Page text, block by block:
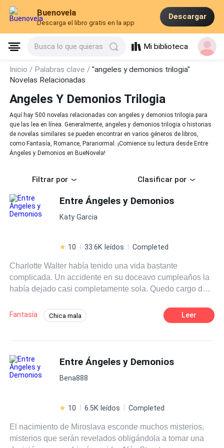
Buenovela
Descarga el libro gratis en la app
Descargar
Busca lo que quieras Mi biblioteca
Inicio / Palabras clave /"angeles y demonios trilogia"
Novelas Relacionadas
Angeles Y Demonios Trilogia
Aquí hay 500 novelas relacionadas con angeles y demonios trilogia para
que las lea en línea. Generalmente, angeles y demonios trilogia o historias
de novelas similares se pueden encontrar en varios géneros de libros,
como Fantasía, Romance, Paranormal. ¡Comience su lectura desde Entre
Ángeles y Demonios en BueNovela!
Filtrar por Clasificar por
Entre Ángeles y Demonios
Katy Garcia
10 33.6K leídos Completed
Charlotte Walter había tenido una vida bastante
complicada. Un accidente en su doceavo cumpleaños la
había dejado casi completamente sola. Quedo cargo de
de la capital, la cual murió 3 años después por manejar
en estado de ebriedad. Su vida se complica mucho más
abogados más famosos e importantes de la Capital, se
ven obligados a ayudar a Charlotte cuando un incidente
deja al descubierto uno de sus más preciados secretos.
desamores y traiciones, otros secretos son revelados y
Fantasía Chica mala
Universo Alterno Venganza Campus
Aventurera
Leer
Entre Ángeles y Demonios
Bena888
10 6.5K leídos Completed
El nacimiento de Miroslava esconde muchos misterios,
misterios que serán revelados obligándola a tomar una